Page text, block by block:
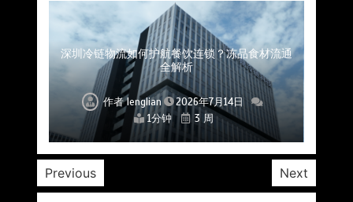
上海餐饮连锁加速，冷链配送如何破解冻品食材
流通难题？
作者lenglian
2026年7月14日
1分钟
3 周
杭州中央厨房布局餐饮连锁，冷链配送如何打通
关键一环
作者lenglian
2026年7月14日
1分钟
3 周
北京餐饮企业如何选择冷链公司？
作者lenglian
2026年7月14日
1分钟
3 周
深圳冷链物流如何护航餐饮连锁？冻品食材流通
全解析
作者lenglian
2026年7月14日
1分钟
3 周
北京餐饮仓配一体化的核心价值与落地实践解析
作者lenglian
2026年7月14日
1分钟
3 周
武汉冻品配送三要素：控温、时效、低成本如何
兼得？
作者lenglian
2026年7月14日
1分钟
3 周
重庆冷链布局解冻食材运输密码，餐饮连锁如何
稳控品质？
作者lenglian
2026年7月14日
1分钟
3 周
Previous Next